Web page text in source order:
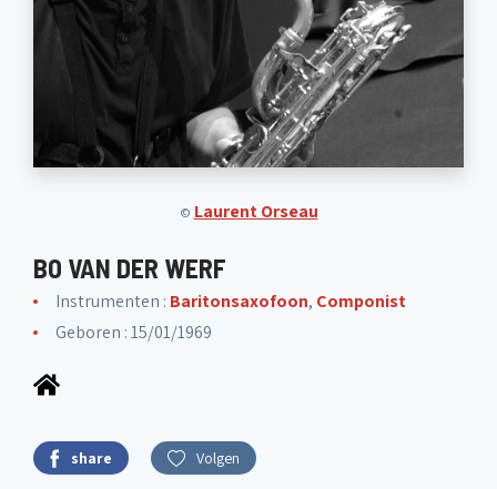
© Laurent Orseau
BO VAN DER WERF
Instrumenten : Baritonsaxofoon, Componist
Geboren : 15/01/1969
share Volgen